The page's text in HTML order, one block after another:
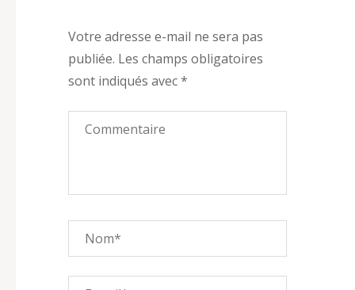
Votre adresse e-mail ne sera pas
publiée. Les champs obligatoires
sont indiqués avec*